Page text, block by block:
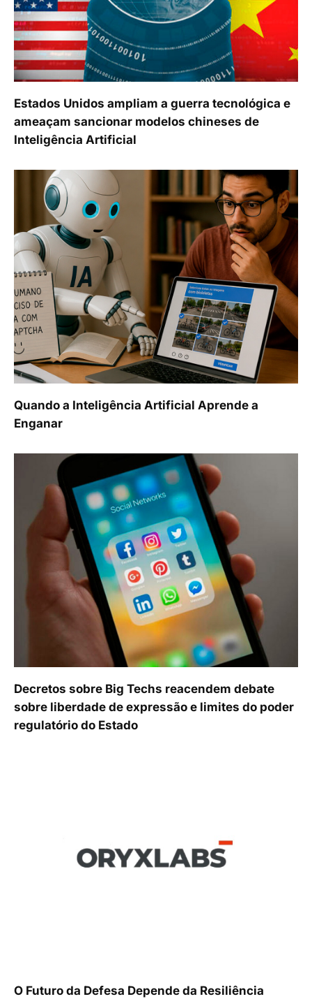
Estados Unidos ampliam a guerra tecnológica e
ameaçam sancionar modelos chineses de
Inteligência Artificial
Quando a Inteligência Artificial Aprende a
Enganar
Decretos sobre Big Techs reacendem debate
sobre liberdade de expressão e limites do poder
regulatório do Estado
O Futuro da Defesa Depende da Resiliência